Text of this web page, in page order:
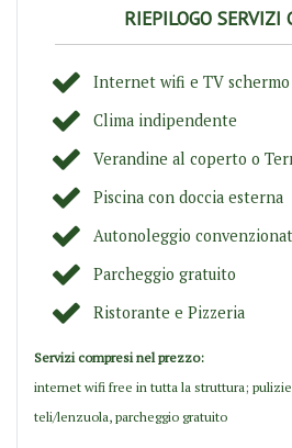
RIEPILOGO SERVIZI
Internet wifi e TV
Clima indipendente
Verandine al coperto o
Piscina con doccia esterna
Autonoleggio
Parcheggio gratuito
Ristorante e Pizzeria
Servizi compresi nel prezzo:
internet wifi free in tutta la struttura;
teli/lenzuola, parcheggio gratuito